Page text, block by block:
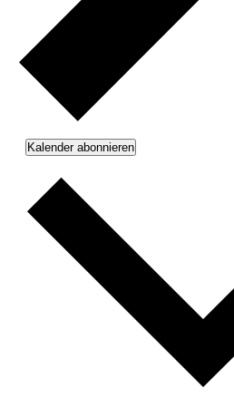
Kalender abonnieren